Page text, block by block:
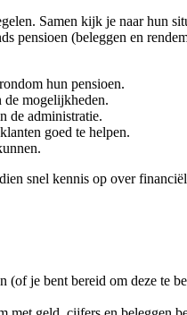
Samen kijk je naar hun
pensioen (beleggen en
hun pensioen.
de mogelijkheden.
de administratie.
goed te helpen.
snel kennis op over
je bent bereid om deze te